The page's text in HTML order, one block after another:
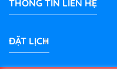
THÔNG TIN LIÊN HỆ
ĐẶT LỊCH